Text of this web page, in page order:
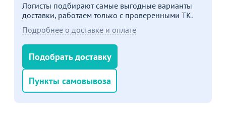
Логисты подбирают самые выгодные варианты
доставки, работаем только с проверенными ТК.
Подробнее о доставке и оплате
Подобрать доставку
Пункты самовывоза